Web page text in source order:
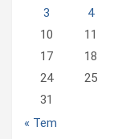
3
4
10
11
17
18
24
25
31
« Tem